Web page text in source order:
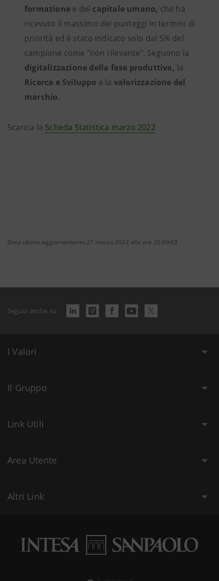
formazione e del capitale umano, che ha
ricevuto il massimo dei punteggi in termini di
priorità ed è stato indicato solo dal 5% del
campione come “non rilevante”. Seguono la
digitalizzazione della fase produttiva, la
Ricerca e Sviluppo e la valorizzazione del
marchio.
Scarica la Scheda Statistica marzo 2022
Data ultimo aggiornamento 27 marzo 2022 alle ore 20:09:03
Seguici anche su
I Valori
Il Gruppo
Link Utili
Area Utente
Altri Link